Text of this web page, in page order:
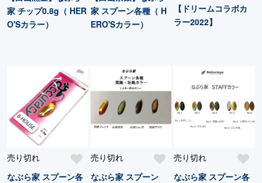
家 チップ0.8g（ HER
O'Sカラー）
家 スプーン各種（ H
ERO'Sカラー）
【ドリームコラボカ
ラー2022】
売り切れ
なぶら家 スプーン各
売り切れ
なぶら家 スプーン
売り切れ
なぶら家 スプーン各